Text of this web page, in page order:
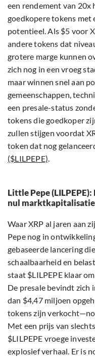
een rendement van 20x
goedkopere tokens met
potentieel. Als $5 voor
andere tokens dat
grotere marge kunnen
zich nog in een vroeg
maar winnen snel aan
gemeenschappen,
een presale-status
tokens die goedkoper
zullen stijgen voordat
token dat nog
($LILPEPE).
Little Pepe
nul marktkapitalisatie
Waar XRP al jaren aan
Pepe nog in
gebaseerde lancering
schaalbaarheid en
staat $LILPEPE klaar
De presale bevindt zich
dan $4,47 miljoen
tokens zijn
Met een prijs van
$LILPEPE vroege
explosief verhaal. Er is